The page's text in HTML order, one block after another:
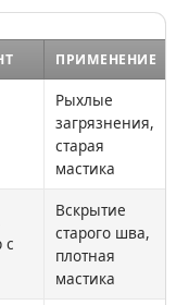
ПРИМЕНЕНИЕ
Рыхлые
загрязнения,
старая
мастика
с
Вскрытие
старого шва,
плотная
мастика